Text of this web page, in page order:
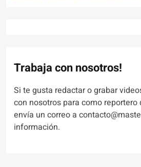
Trabaja con nosotros!
Si te gusta redactar o grabar
con nosotros para como reportero
envía un correo a
información.